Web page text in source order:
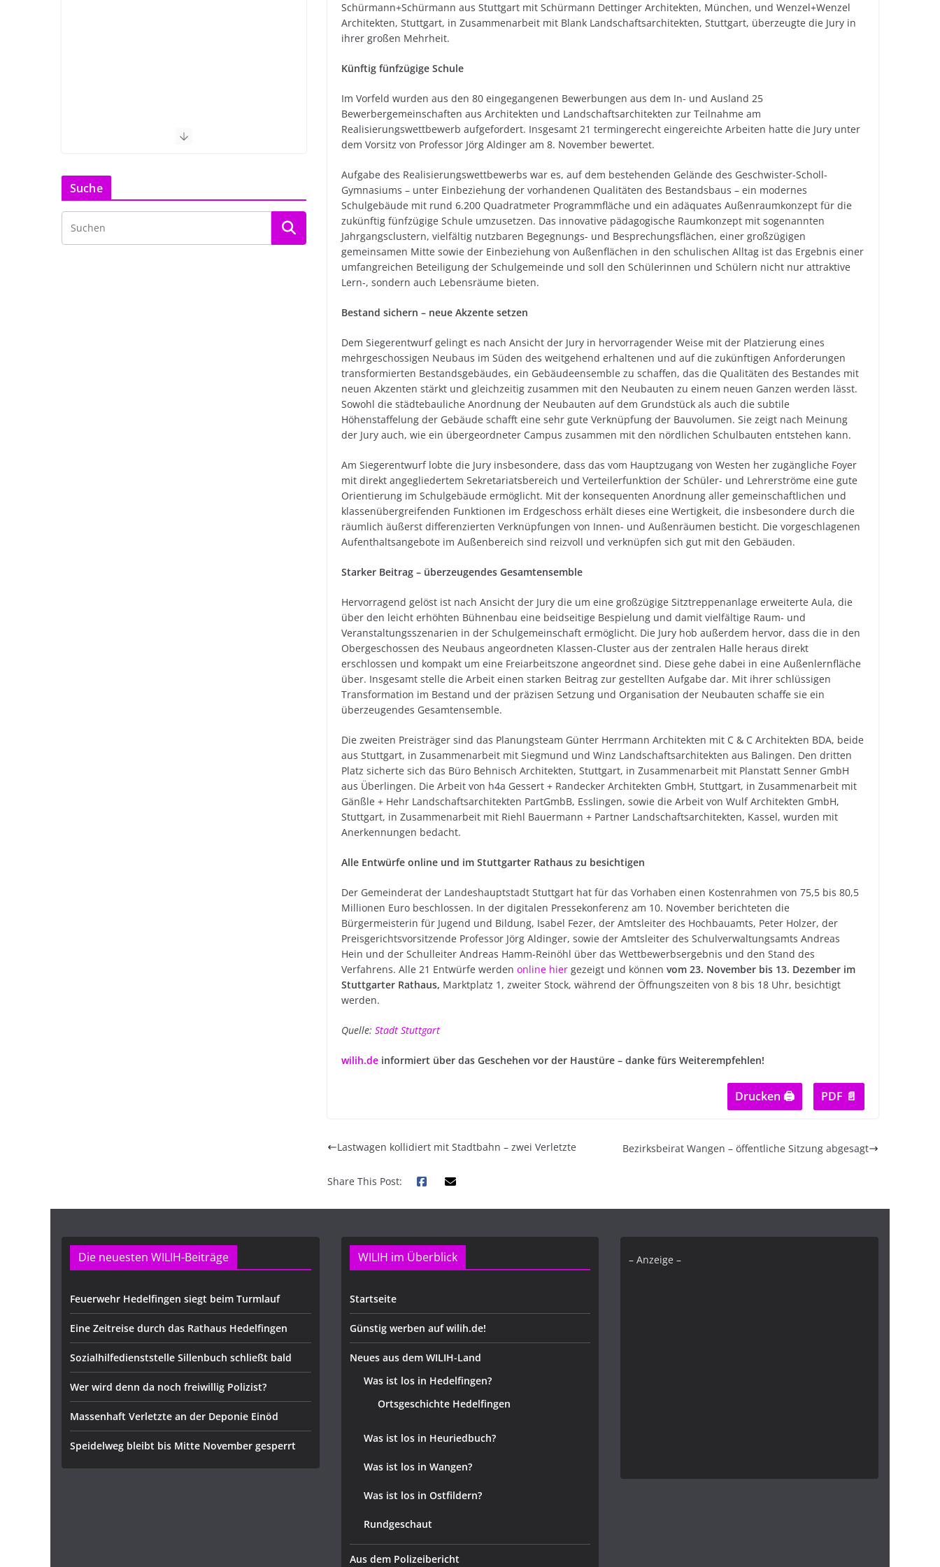
Schürmann+Schürmann aus Stuttgart mit Schürmann Dettinger Architekten, München, und Wenzel+Wenzel
Architekten, Stuttgart, in Zusammenarbeit mit Blank Landschaftsarchitekten, Stuttgart, überzeugte die Jury in
ihrer großen Mehrheit.
Künftig fünfzügige Schule
Im Vorfeld wurden aus den 80 eingegangenen Bewerbungen aus dem In- und Ausland 25
Bewerbergemeinschaften aus Architekten und Landschaftsarchitekten zur Teilnahme am
Realisierungswettbewerb aufgefordert. Insgesamt 21 termingerecht eingereichte Arbeiten hatte die Jury unter
dem Vorsitz von Professor Jörg Aldinger am 8. November bewertet.
Aufgabe des Realisierungswettbewerbs war es, auf dem bestehenden Gelände des Geschwister-Scholl-
Gymnasiums – unter Einbeziehung der vorhandenen Qualitäten des Bestandsbaus – ein modernes
Schulgebäude mit rund 6.200 Quadratmeter Programmfläche und ein adäquates Außenraumkonzept für die
zukünftig fünfzügige Schule umzusetzen. Das innovative pädagogische Raumkonzept mit sogenannten
Jahrgangsclustern, vielfältig nutzbaren Begegnungs- und Besprechungsflächen, einer großzügigen
gemeinsamen Mitte sowie der Einbeziehung von Außenflächen in den schulischen Alltag ist das Ergebnis einer
umfangreichen Beteiligung der Schulgemeinde und soll den Schülerinnen und Schülern nicht nur attraktive
Lern-, sondern auch Lebensräume bieten.
Bestand sichern – neue Akzente setzen
Dem Siegerentwurf gelingt es nach Ansicht der Jury in hervorragender Weise mit der Platzierung eines
mehrgeschossigen Neubaus im Süden des weitgehend erhaltenen und auf die zukünftigen Anforderungen
transformierten Bestandsgebäudes, ein Gebäudeensemble zu schaffen, das die Qualitäten des Bestandes mit
neuen Akzenten stärkt und gleichzeitig zusammen mit den Neubauten zu einem neuen Ganzen werden lässt.
Sowohl die städtebauliche Anordnung der Neubauten auf dem Grundstück als auch die subtile
Höhenstaffelung der Gebäude schafft eine sehr gute Verknüpfung der Bauvolumen. Sie zeigt nach Meinung
der Jury auch, wie ein übergeordneter Campus zusammen mit den nördlichen Schulbauten entstehen kann.
Am Siegerentwurf lobte die Jury insbesondere, dass das vom Hauptzugang von Westen her zugängliche Foyer
mit direkt angegliedertem Sekretariatsbereich und Verteilerfunktion der Schüler- und Lehrerströme eine gute
Orientierung im Schulgebäude ermöglicht. Mit der konsequenten Anordnung aller gemeinschaftlichen und
klassenübergreifenden Funktionen im Erdgeschoss erhält dieses eine Wertigkeit, die insbesondere durch die
räumlich äußerst differenzierten Verknüpfungen von Innen- und Außenräumen besticht. Die vorgeschlagenen
Aufenthaltsangebote im Außenbereich sind reizvoll und verknüpfen sich gut mit den Gebäuden.
Starker Beitrag – überzeugendes Gesamtensemble
Hervorragend gelöst ist nach Ansicht der Jury die um eine großzügige Sitztreppenanlage erweiterte Aula, die
über den leicht erhöhten Bühnenbau eine beidseitige Bespielung und damit vielfältige Raum- und
Veranstaltungsszenarien in der Schulgemeinschaft ermöglicht. Die Jury hob außerdem hervor, dass die in den
Obergeschossen des Neubaus angeordneten Klassen-Cluster aus der zentralen Halle heraus direkt
erschlossen und kompakt um eine Freiarbeitszone angeordnet sind. Diese gehe dabei in eine Außenlernfläche
über. Insgesamt stelle die Arbeit einen starken Beitrag zur gestellten Aufgabe dar. Mit ihrer schlüssigen
Transformation im Bestand und der präzisen Setzung und Organisation der Neubauten schaffe sie ein
überzeugendes Gesamtensemble.
Die zweiten Preisträger sind das Planungsteam Günter Herrmann Architekten mit C & C Architekten BDA, beide
aus Stuttgart, in Zusammenarbeit mit Siegmund und Winz Landschaftsarchitekten aus Balingen. Den dritten
Platz sicherte sich das Büro Behnisch Architekten, Stuttgart, in Zusammenarbeit mit Planstatt Senner GmbH
aus Überlingen. Die Arbeit von h4a Gessert + Randecker Architekten GmbH, Stuttgart, in Zusammenarbeit mit
Gänßle + Hehr Landschaftsarchitekten PartGmbB, Esslingen, sowie die Arbeit von Wulf Architekten GmbH,
Stuttgart, in Zusammenarbeit mit Riehl Bauermann + Partner Landschaftsarchitekten, Kassel, wurden mit
Anerkennungen bedacht.
Alle Entwürfe online und im Stuttgarter Rathaus zu besichtigen
Der Gemeinderat der Landeshauptstadt Stuttgart hat für das Vorhaben einen Kostenrahmen von 75,5 bis 80,5
Millionen Euro beschlossen. In der digitalen Pressekonferenz am 10. November berichteten die
Bürgermeisterin für Jugend und Bildung, Isabel Fezer, der Amtsleiter des Hochbauamts, Peter Holzer, der
Preisgerichtsvorsitzende Professor Jörg Aldinger, sowie der Amtsleiter des Schulverwaltungsamts Andreas
Hein und der Schulleiter Andreas Hamm‐Reinöhl über das Wettbewerbsergebnis und den Stand des
Verfahrens. Alle 21 Entwürfe werdenonline hier gezeigt und könnenvom 23. November bis 13. Dezember im
Stuttgarter Rathaus, Marktplatz 1, zweiter Stock, während der Öffnungszeiten von 8 bis 18 Uhr, besichtigt
werden.
Quelle:Stadt Stuttgart
wilih.de informiert über das Geschehen vor der Haustüre – danke fürs Weiterempfehlen!
Drucken 🖨 PDF 📄
Lastwagen kollidiert mit Stadtbahn – zwei Verletzte Bezirksbeirat Wangen – öffentliche Sitzung abgesagt
Share This Post:
Suche
Die neuesten WILIH-Beiträge
Feuerwehr Hedelfingen siegt beim Turmlauf
Eine Zeitreise durch das Rathaus Hedelfingen
Sozialhilfedienststelle Sillenbuch schließt bald
Wer wird denn da noch freiwillig Polizist?
Massenhaft Verletzte an der Deponie Einöd
Speidelweg bleibt bis Mitte November gesperrt
WILIH im Überblick
Startseite
Günstig werben auf wilih.de!
Neues aus dem WILIH-Land
Was ist los in Hedelfingen?
Ortsgeschichte Hedelfingen
Was ist los in Heuriedbuch?
Was ist los in Wangen?
Was ist los in Ostfildern?
Rundgeschaut
Aus dem Polizeibericht
– Anzeige –